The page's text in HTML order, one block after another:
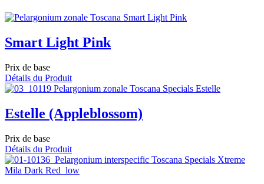
Smart Light Pink
Prix de base
Détails du Produit
Estelle (Appleblossom)
Prix de base
Détails du Produit